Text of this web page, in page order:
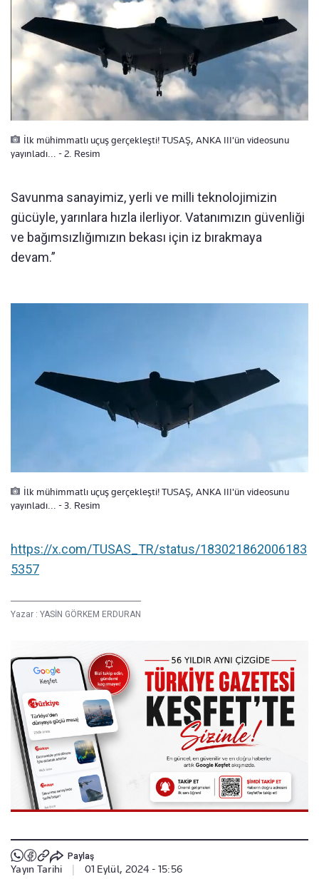
İlk mühimmatlı uçuş gerçekleşti! TUSAŞ, ANKA III'ün videosunu
yayınladı... - 2. Resim
Savunma sanayimiz, yerli ve milli teknolojimizin
gücüyle, yarınlara hızla ilerliyor. Vatanımızın güvenliği
ve bağımsızlığımızın bekası için iz bırakmaya
devam.”
İlk mühimmatlı uçuş gerçekleşti! TUSAŞ, ANKA III'ün videosunu
yayınladı... - 3. Resim
https://x.com/TUSAS_TR/status/183021862006183
5357
Yazar : YASİN GÖRKEM ERDURAN
Paylaş
Yayın Tarihi 01 Eylül, 2024 - 15:56